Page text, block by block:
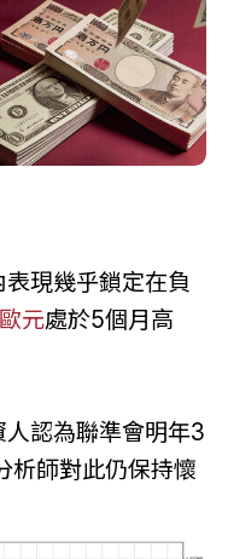
現幾乎鎖定在負
歐元處於5個月高
認為聯準會明年3
析師對此仍保持懷